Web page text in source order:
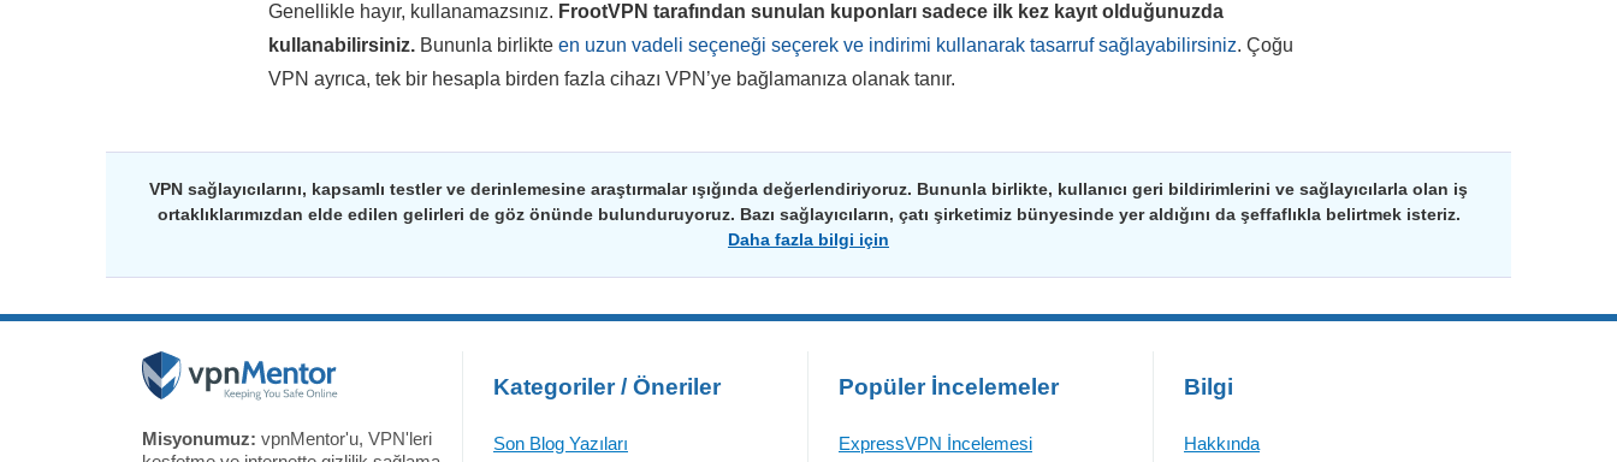
Genellikle hayır, kullanamazsınız. FrootVPN tarafından sunulan kuponları sadece ilk kez kayıt olduğunuzda
kullanabilirsiniz. Bununla birlikte en uzun vadeli seçeneği seçerek ve indirimi kullanarak tasarruf sağlayabilirsiniz. Çoğu
VPN ayrıca, tek bir hesapla birden fazla cihazı VPN’ye bağlamanıza olanak tanır.
VPN sağlayıcılarını, kapsamlı testler ve derinlemesine araştırmalar ışığında değerlendiriyoruz. Bununla birlikte, kullanıcı geri bildirimlerini ve sağlayıcılarla olan iş
ortaklıklarımızdan elde edilen gelirleri de göz önünde bulunduruyoruz. Bazı sağlayıcıların, çatı şirketimiz bünyesinde yer aldığını da şeffaflıkla belirtmek isteriz.
Daha fazla bilgi için
Misyonumuz: vpnMentor'u, VPN'leri
Kategoriler / Öneriler
Son Blog Yazıları
Popüler İncelemeler
ExpressVPN İncelemesi
Bilgi
Hakkında